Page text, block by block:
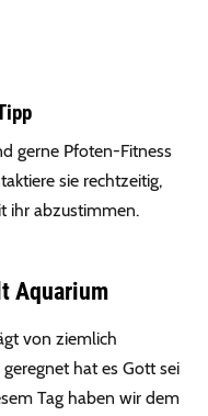
gerne Pfoten-Fitness
sie rechtzeitig,
ihr abzustimmen.
Aquarium
von ziemlich
hat es Gott sei
Tag haben wir dem